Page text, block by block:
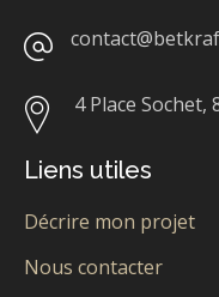
4 Place Sochet,
Liens utiles
Décrire mon projet
Nous contacter